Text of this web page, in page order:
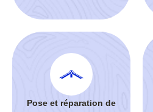
Pose et réparation de